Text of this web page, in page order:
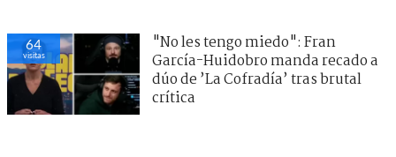
64
visitas
"No les tengo miedo": Fran
García-Huidobro manda recado a
dúo de ’La Cofradía’ tras brutal
crítica